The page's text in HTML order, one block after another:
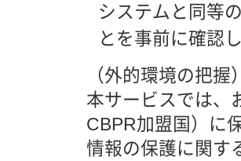
システムと同等
とを事前に確認
（外的環境の把握）
本サービスでは、
CBPR加盟国）に
情報の保護に関す